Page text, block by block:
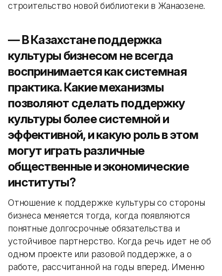
строительство новой библиотеки в Жанаозене.
— В Казахстане поддержка
культуры бизнесом не всегда
воспринимается как системная
практика.Какие механизмы
позволяют сделать поддержку
культуры более системной и
эффективной, и какую роль в этом
могут играть различные
общественные и экономические
институты?
Отношение к поддержке культуры со стороны
бизнеса меняется тогда, когда появляются
понятные долгосрочные обязательства и
устойчивое партнерство. Когда речь идет не об
одном проекте или разовой поддержке, а о
работе, рассчитанной на годы вперед. Именно